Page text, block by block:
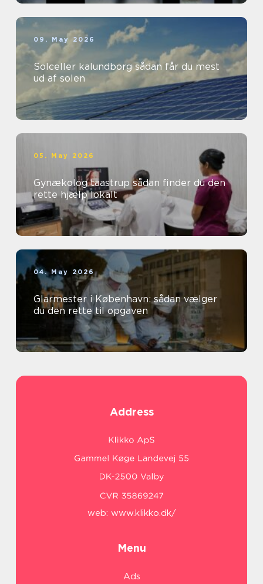
09. May 2026
Solceller kalundborg sådan får du mest
ud af solen
05. May 2026
Gynækolog taastrup sådan finder du den
rette hjælp lokalt
04. May 2026
Glarmester i København: sådan vælger
du den rette til opgaven
Address
web: www.klikko.dk/
Menu
Ads